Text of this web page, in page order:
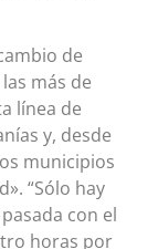
de
más de
línea de
y, desde
municipios
“Sólo hay
con el
horas por